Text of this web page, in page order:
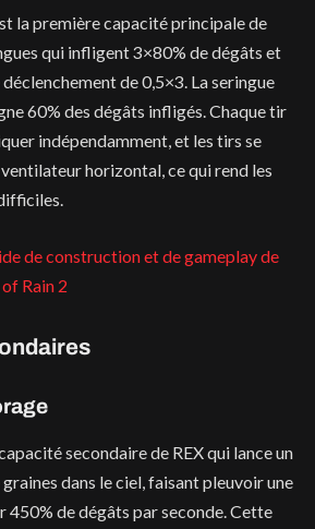
la première capacité principale de
qui infligent 3×80% de dégâts et
de 0,5×3. La seringue
60% des dégâts infligés. Chaque tir
indépendamment, et les tirs se
horizontal, ce qui rend les
de construction et de gameplay de
Rain 2
secondaire de REX qui lance un
dans le ciel, faisant pleuvoir une
450% de dégâts par seconde. Cette